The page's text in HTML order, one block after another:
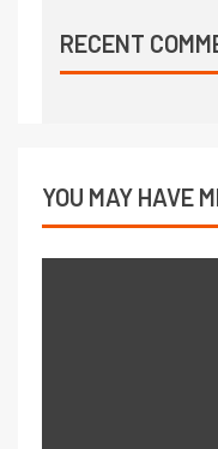
RECENT
YOU MAY HAVE